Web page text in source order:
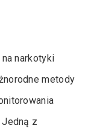
narkotyki
metody
z